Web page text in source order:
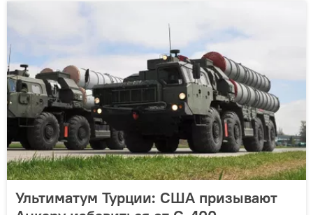
Ультиматум Турции: США призывают